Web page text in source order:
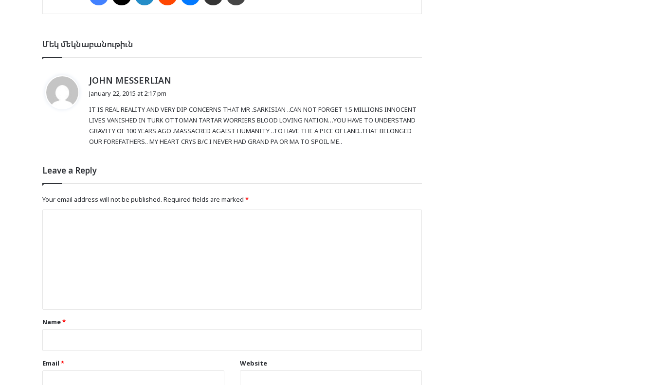
Մեկ մեկնաբանութիւն
JOHN MESSERLIAN
s
:
January 22, 2015 at 2:17 pm
IT IS REAL REALITY AND VERY DIP CONCERNS THAT MR .SARKISIAN ..CAN NOT FORGET 1.5 MILLIONS INNOCENT
LIVES VANISHED IN TURK OTTOMAN TARTAR WORRIERS BLOOD LOVING NATION…YOU HAVE TO UNDERSTAND
GRAVITY OF 100 YEARS AGO .MASSACRED AGAIST HUMANITY ..TO HAVE THE A PICE OF LAND..THAT BELONGED
OUR FOREFATHERS.. MY HEART CRYS B/C I NEVER HAD GRAND PA OR MA TO SPOIL ME..
Leave a Reply
Your email address will not be published. Required fields are marked *
*Name*
Email * Website